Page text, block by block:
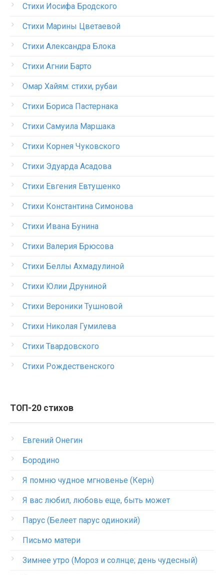
Стихи Иосифа Бродского
Стихи Марины Цветаевой
Стихи Александра Блока
Стихи Агнии Барто
Омар Хайям: стихи, рубаи
Стихи Бориса Пастернака
Стихи Самуила Маршака
Стихи Корнея Чуковского
Стихи Эдуарда Асадова
Стихи Евгения Евтушенко
Стихи Константина Симонова
Стихи Ивана Бунина
Стихи Валерия Брюсова
Стихи Беллы Ахмадулиной
Стихи Юлии Друниной
Стихи Вероники Тушновой
Стихи Николая Гумилева
Стихи Твардовского
Стихи Рождественского
ТОП-20 стихов
Евгений Онегин
Бородино
Я помню чудное мгновенье (Керн)
Я вас любил, любовь еще, быть может
Парус (Белеет парус одинокий)
Письмо матери
Зимнее утро (Мороз и солнце; день чудесный)